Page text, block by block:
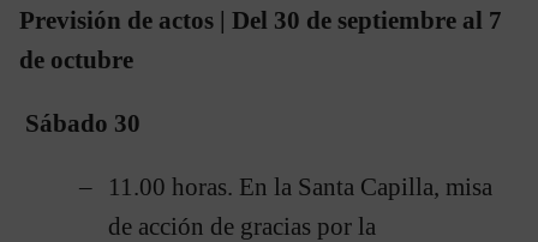
Previsión de actos | Del 30 de septiembre al 7
de octubre
Sábado 30
11.00 horas. En la Santa Capilla, misa
de acción de gracias por la